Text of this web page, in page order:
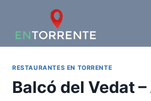
contenido
RESTAURANTES EN TORRENTE
Balcó del Vedat